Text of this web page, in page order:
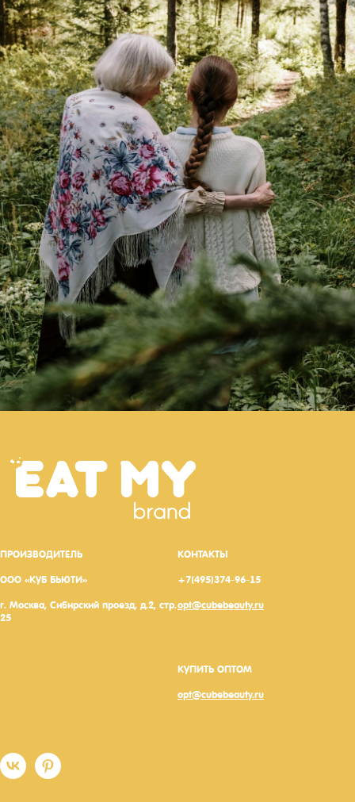
Wildberries
ПРОИЗВОДИТЕЛЬ
ООО «КУБ БЬЮТИ»
г. Москва, Сибирский проезд, д.2, стр.
25
КОНТАКТЫ
+7(495)374-96-15
opt@cubebeauty.ru
КУПИТЬ ОПТОМ
opt@cubebeauty.ru